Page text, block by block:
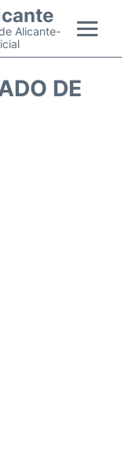
Alicante-
DE